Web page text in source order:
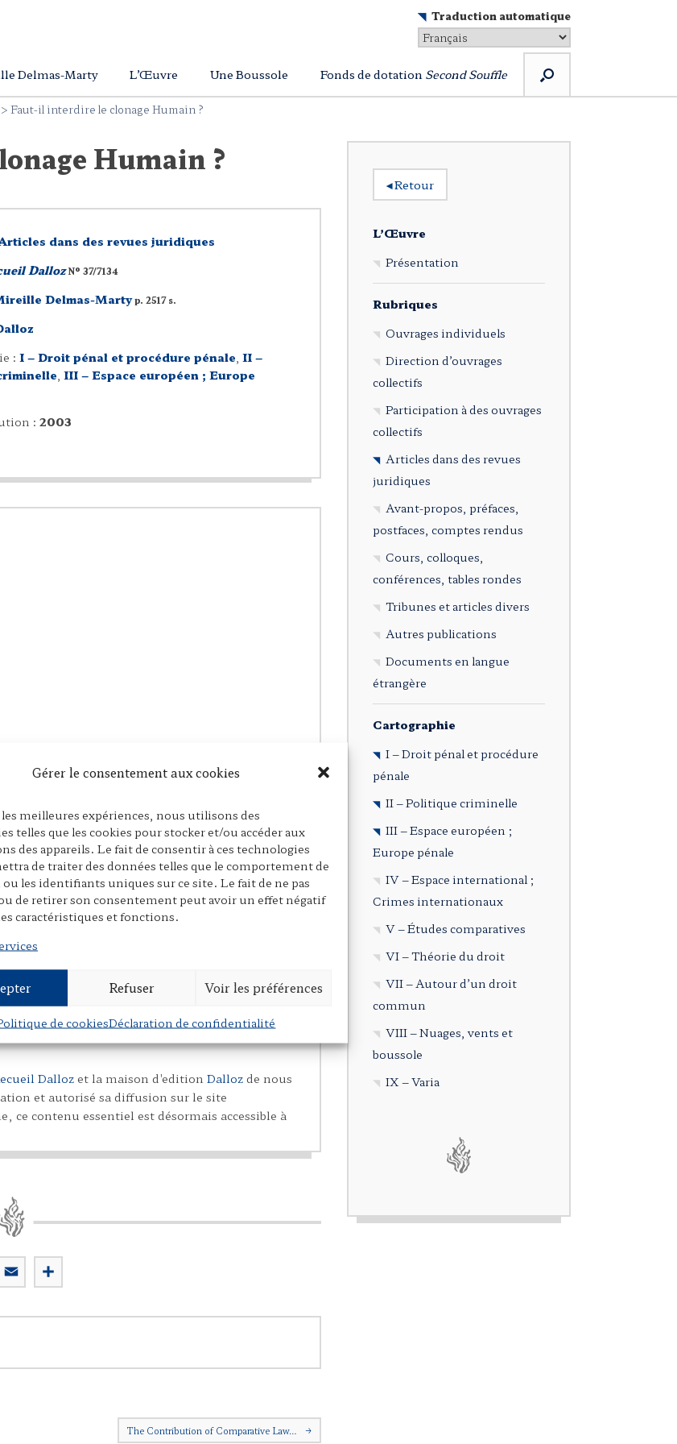
Gérer le consentement aux cookies
meilleures expériences, nous utilisons des
telles que les cookies pour stocker et/ou accéder aux
des appareils. Le fait de consentir à ces technologies
de traiter des données telles que le comportement de
les identifiants uniques sur ce site. Le fait de ne pas
de retirer son consentement peut avoir un effet négatif
caractéristiques et fonctions.
Refuser Voir les préférences
de cookiesDéclaration de confidentialité
Traduction automatique
Delmas-Marty L’Œuvre Une Boussole Fonds de dotation Second Souffle
> Faut-il interdire le clonage Humain ?
Humain ?
dans des revues juridiques
DallozN° 37/7134
Delmas-Marty p. 2517 s.
:I – Droit pénal et procédure pénale ,II –
,III – Espace européen ; Europe
:2003
humain ?",
Dalloz et la maison d'edition Dalloz de nous
et autorisé sa diffusion sur le site
ce contenu essentiel est désormais accessible à
m
a
g
The Contribution of Comparative Law… →
◂Retour
L’Œuvre
Présentation
Rubriques
Ouvrages individuels
Direction d’ouvrages
collectifs
Participation à des ouvrages
collectifs
Articles dans des revues
juridiques
Avant-propos, préfaces,
postfaces, comptes rendus
Cours, colloques,
conférences, tables rondes
Tribunes et articles divers
Autres publications
Documents en langue
étrangère
Cartographie
I – Droit pénal et procédure
pénale
II – Politique criminelle
III – Espace européen ;
Europe pénale
IV – Espace international ;
Crimes internationaux
V – Études comparatives
VI – Théorie du droit
VII – Autour d’un droit
commun
VIII – Nuages, vents et
boussole
IX – Varia